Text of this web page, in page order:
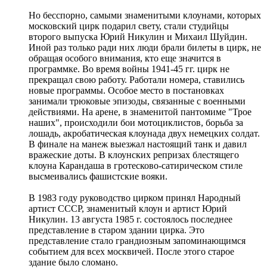
Но бесспорно, самыми знаменитыми клоунами, которых
московский цирк подарил свету, стали студийцы
второго выпуска Юрий Никулин и Михаил Шуйдин.
Иной раз только ради них люди брали билеты в цирк, не
обращая особого внимания, кто еще значится в
программке. Во время войны 1941-45 гг. цирк не
прекращал свою работу. Работали номера, ставились
новые программы. Особое место в постановках
занимали трюковые эпизоды, связанные с военными
действиями. На арене, в знаменитой пантомиме "Трое
наших", происходили бои мотоциклистов, борьба за
лошадь, акробатическая клоунада двух немецких солдат.
В финале на манеж выезжал настоящий танк и давил
вражеские доты. В клоунских репризах блестящего
клоуна Карандаша в гротесково-сатирическом стиле
высмеивались фашистские вояки.
В 1983 году руководство цирком принял Народный
артист СССР, знаменитый клоун и артист Юрий
Никулин. 13 августа 1985 г. состоялось последнее
представление в старом здании цирка. Это
представление стало грандиозным запоминающимся
событием для всех москвичей. После этого старое
здание было сломано.